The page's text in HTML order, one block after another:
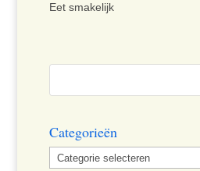
Eet smakelijk
Categorieën
Categorieën